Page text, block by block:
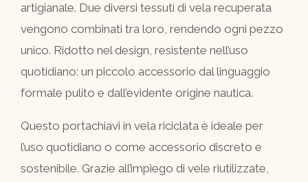
artigianale. Due diversi tessuti di vela recuperata
vengono combinati tra loro, rendendo ogni pezzo
unico. Ridotto nel design, resistente nell’uso
quotidiano: un piccolo accessorio dal linguaggio
formale pulito e dall’evidente origine nautica.
Questo portachiavi in vela riciclata è ideale per
l’uso quotidiano o come accessorio discreto e
sostenibile. Grazie all’impiego di vele riutilizzate,